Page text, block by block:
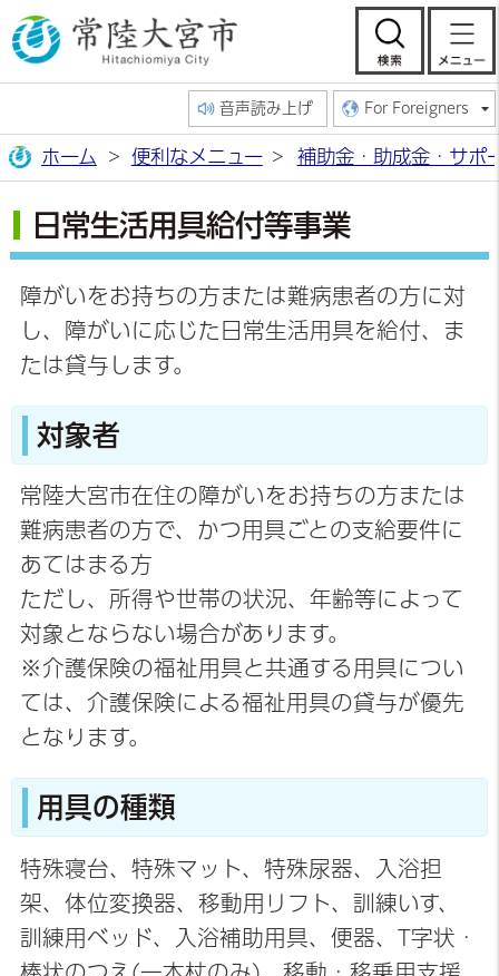
常陸大宮市公
検
音声読み上げ For Foreigners
ホーム 便利なメニュー 補助金・助成金・サポ
日常生活用具給付等事業
障がいをお持ちの方または難病患者の方に対
し、障がいに応じた日常生活用具を給付、ま
たは貸与します。
対象者
常陸大宮市在住の障がいをお持ちの方または
難病患者の方で、かつ用具ごとの支給要件に
あてはまる方
ただし、所得や世帯の状況、年齢等によって
対象とならない場合があります。
※介護保険の福祉用具と共通する用具につい
ては、介護保険による福祉用具の貸与が優先
となります。
用具の種類
特殊寝台、特殊マット、特殊尿器、入浴担
架、体位変換器、移動用リフト、訓練いす、
訓練用ベッド、入浴補助用具、便器、T字状・
棒状のつえ(一本杖のみ)、移動・移乗用支援